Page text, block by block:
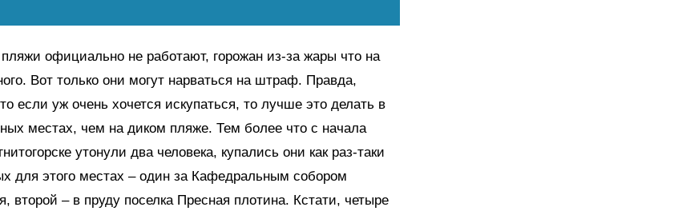
официально не работают, горожан из-за жары что на
Вот только они могут нарваться на штраф. Правда,
если уж очень хочется искупаться, то лучше это делать в
местах, чем на диком пляже. Тем более что с начала
утонули два человека, купались они как раз-таки
для этого местах – один за Кафедральным собором
второй – в пруду поселка Пресная плотина. Кстати, четыре